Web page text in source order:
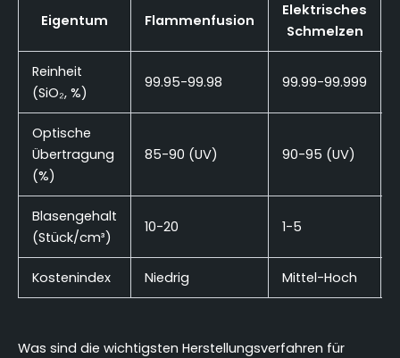
Eigentum Flammenfusion
Elektrisches
Schmelzen
Reinheit
(SiO₂, %)
99.95-99.98 99.99-99.999
Optische
Übertragung
(%)
85-90 (UV) 90-95 (UV)
Blasengehalt
(Stück/cm³)
10-20 1-5
Kostenindex Niedrig Mittel-Hoch
Was sind die wichtigsten Herstellungsverfahren für